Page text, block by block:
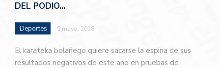
DEL PODIO…
Deportes 9 mayo, 2018
El karateka bolañego quiere sacarse la espina de sus
resultados negativos de este año en pruebas de